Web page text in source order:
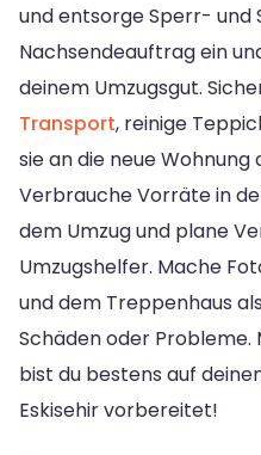
und entsorge Sperr- und
Nachsendeauftrag ein
deinem Umzugsgut.
Transport, reinige
sie an die neue Wohnung
Verbrauche Vorräte in
dem Umzug und plane
Umzugshelfer. Mache
und dem Treppenhaus
Schäden oder
bist du bestens auf
Eskisehir vorbereitet!